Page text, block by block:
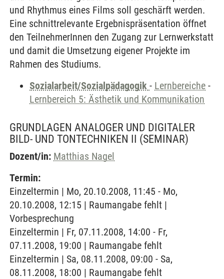
und Rhythmus eines Films soll geschärft werden.
Eine schnittrelevante Ergebnispräsentation öffnet
den TeilnehmerInnen den Zugang zur Lernwerkstatt
und damit die Umsetzung eigener Projekte im
Rahmen des Studiums.
Sozialarbeit/Sozialpädagogik - Lernbereiche -
Lernbereich 5: Ästhetik und Kommunikation
GRUNDLAGEN ANALOGER UND DIGITALER
BILD- UND TONTECHNIKEN II (SEMINAR)
Dozent/in: Matthias Nagel
Termin:
Einzeltermin | Mo, 20.10.2008, 11:45 - Mo,
20.10.2008, 12:15 | Raumangabe fehlt |
Vorbesprechung
Einzeltermin | Fr, 07.11.2008, 14:00 - Fr,
07.11.2008, 19:00 | Raumangabe fehlt
Einzeltermin | Sa, 08.11.2008, 09:00 - Sa,
08.11.2008, 18:00 | Raumangabe fehlt